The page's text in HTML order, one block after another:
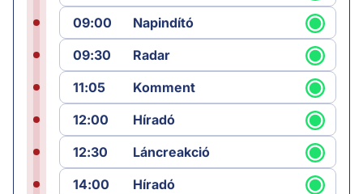
09:00
Napindító
09:30
Radar
11:05
Komment
12:00
Híradó
12:30
Láncreakció
14:00
Híradó